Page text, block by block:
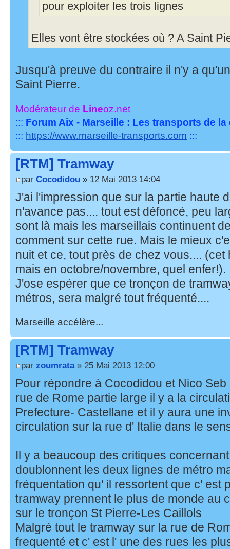
pour exploiter les trois lignes
Elles vont être stockées où ? A Saint
Jusqu'à preuve du contraire il n'y a
Saint Pierre.
Modérateur de Lineoz.net
::: Forum Aix - Marseille : Les transports de
::: https://www.marseille-transports.com :::
[RTM] Tramway
par Cocodidou » 12 Mai 2013 14:04
J'ai l'impression que sur la partie haute
n'avance pas.... tout est défoncé, peu
sont là mais les marseillais continuent
comment sur cette rue. Mais le mieux
nuit et ce, tout près de chez vous....
mais en octobre/novembre, quel enfer!).
J'ose espérer que ce tronçon de
métros, sera malgré tout fréquenté....
Marseille accélère...
[RTM] Tramway
par zoumrata» 25 Mai 2013 12:00
Pour répondre à Cocodidou et Nico
rue de Rome partie large il y a la
Prefecture- Castellane et il y aura une
circulation sur la rue d' Italie dans le
Il y a beaucoup des critiques
doublonnent les deux lignes de métro
fréquentation qu' il ressortent que c' est
tramway prennent le plus de monde au
sur le tronçon St Pierre-Les Caillols
Malgré tout le tramway sur la rue de
frequenté et c' est l' une des rues les